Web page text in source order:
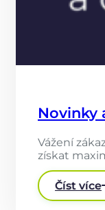
Novinky
Vážení
získat
Číst více